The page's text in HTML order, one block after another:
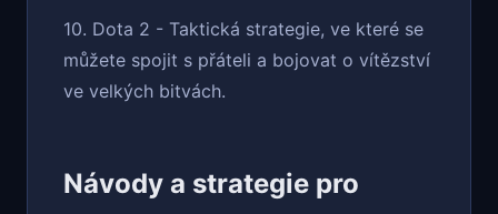
10. Dota 2 - Taktická strategie, ve které se
můžete spojit s přáteli a bojovat o vítězství
ve velkých bitvách.
Návody a strategie pro